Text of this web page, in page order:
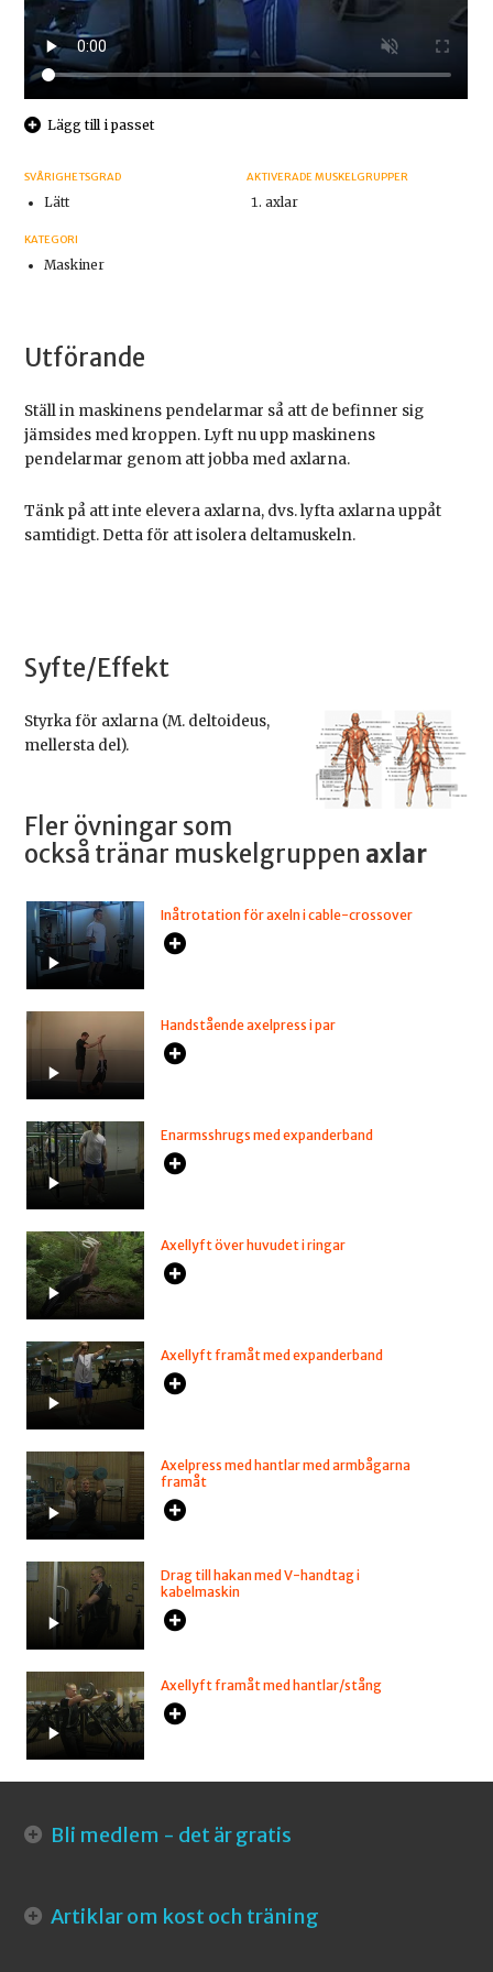
Lägg till i passet
SVÅRIGHETSGRAD
Lätt
KATEGORI
Maskiner
AKTIVERADE MUSKELGRUPPER
axlar
Utförande
Ställ in maskinens pendelarmar så att de befinner sig
jämsides med kroppen. Lyft nu upp maskinens
pendelarmar genom att jobba med axlarna.
Tänk på att inte elevera axlarna, dvs. lyfta axlarna uppåt
samtidigt. Detta för att isolera deltamuskeln.
Syfte/Effekt
Styrka för axlarna (M. deltoideus,
mellersta del).
Fler övningar som
också tränar muskelgruppen axlar
Inåtrotation för axeln i cable-crossover
Handstående axelpress i par
Enarmsshrugs med expanderband
Axellyft över huvudet i ringar
Axellyft framåt med expanderband
Axelpress med hantlar med armbågarna
framåt
Drag till hakan med V-handtag i
kabelmaskin
Axellyft framåt med hantlar/stång
Bli medlem - det är gratis
Artiklar om kost och träning